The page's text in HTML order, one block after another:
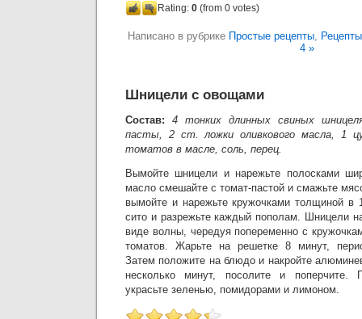
Rating: 0 (from 0 votes)
Написано в рубрике Простые рецепты,
4 »
Шницели с овощами
Состав: 4 тонких длинных свиных
пасты, 2 ст. ложки оливкового масла, 1
томатов в масле, соль, перец.
Вымойте шницели и нарежьте полосками
масло смешайте с томат-пастой и смажьте
вымойте и нарежьте кружочками толщиной в
сито и разрежьте каждый пополам. Шницели
виде волны, чередуя попеременно с
томатов. Жарьте на решетке 8 минут,
Затем положите на блюдо и накройте
несколько минут, посолите и поперчите.
украсьте зеленью, помидорами и лимоном.